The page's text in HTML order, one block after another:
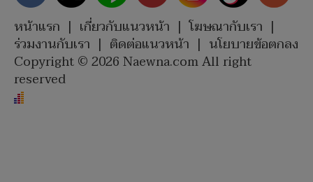
หน้าแรก | เกี่ยวกับแนวหน้า | โฆษณากับเรา |
ร่วมงานกับเรา | ติดต่อแนวหน้า | นโยบายข้อตกลง
Copyright © 2026 Naewna.com All right
reserved